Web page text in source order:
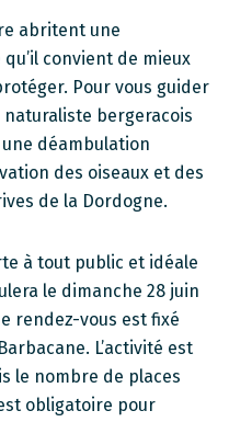
abritent une
convient de mieux
Pour vous guider
bergeracois
déambulation
des oiseaux et des
de la Dordogne.
à tout public et idéale
le dimanche 28 juin
rendez-vous est fixé
L’activité est
le nombre de places
obligatoire pour